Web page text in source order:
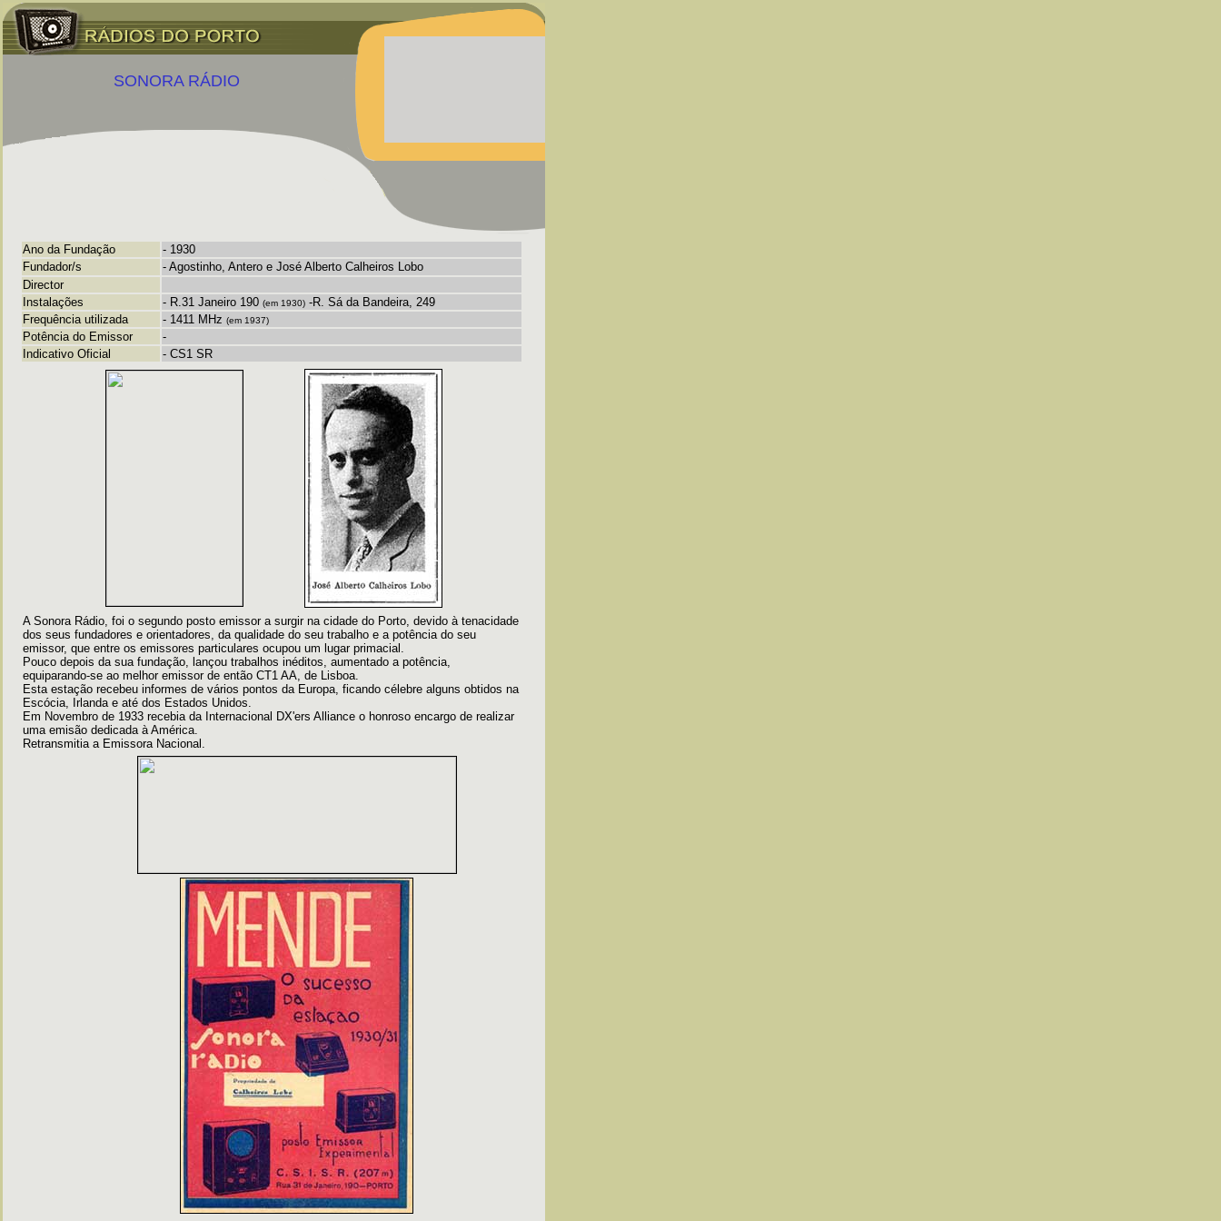
Ano da Fundação
- 1930
Fundador/s
- Agostinho, Antero e José Alberto Calheiros Lobo
Director
Instalações
- R.31 Janeiro 190 (em 1930) -R. Sá da Bandeira, 249
Frequência utilizada
- 1411 MHz (em 1937)
Potência do Emissor
-
Indicativo Oficial
- CS1 SR
A Sonora Rádio, foi o segundo posto emissor a surgir na cidade do Porto, devido à tenacidade
dos seus fundadores e orientadores, da qualidade do seu trabalho e a potência do seu
emissor, que entre os emissores particulares ocupou um lugar primacial.
Pouco depois da sua fundação, lançou trabalhos inéditos, aumentado a potência,
equiparando-se ao melhor emissor de então CT1 AA, de Lisboa.
Esta estação recebeu informes de vários pontos da Europa, ficando célebre alguns obtidos na
Escócia, Irlanda e até dos Estados Unidos.
Em Novembro de 1933 recebia da Internacional DX'ers Alliance o honroso encargo de realizar
uma emisão dedicada à América.
Retransmitia a Emissora Nacional.
SONORA RÁDIO